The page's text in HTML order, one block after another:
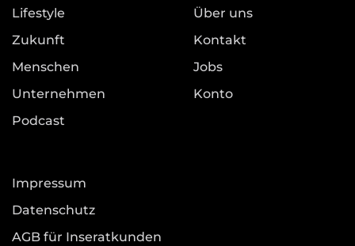
Lifestyle
Zukunft
Menschen
Unternehmen
Podcast
Über uns
Kontakt
Jobs
Konto
Impressum
Datenschutz
AGB für Inseratkunden